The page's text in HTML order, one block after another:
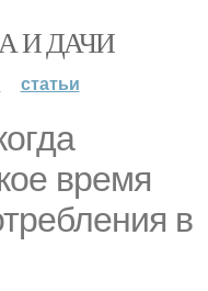
И ДАЧИ
статьи
время
в